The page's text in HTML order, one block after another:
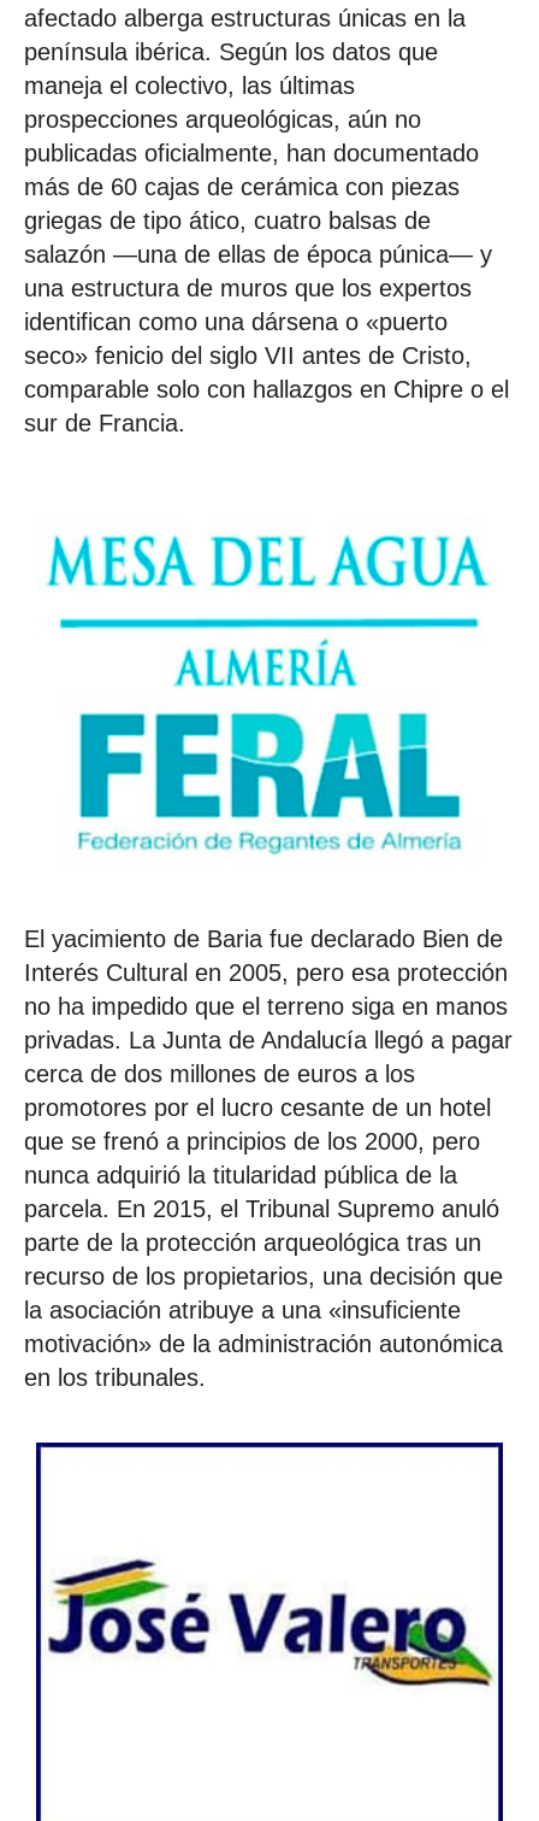
afectado alberga estructuras únicas en la
península ibérica. Según los datos que
maneja el colectivo, las últimas
prospecciones arqueológicas, aún no
publicadas oficialmente, han documentado
más de 60 cajas de cerámica con piezas
griegas de tipo ático, cuatro balsas de
salazón —una de ellas de época púnica— y
una estructura de muros que los expertos
identifican como una dársena o «puerto
seco» fenicio del siglo VII antes de Cristo,
comparable solo con hallazgos en Chipre o el
sur de Francia.
El yacimiento de Baria fue declarado Bien de
Interés Cultural en 2005, pero esa protección
no ha impedido que el terreno siga en manos
privadas. La Junta de Andalucía llegó a pagar
cerca de dos millones de euros a los
promotores por el lucro cesante de un hotel
que se frenó a principios de los 2000, pero
nunca adquirió la titularidad pública de la
parcela. En 2015, el Tribunal Supremo anuló
parte de la protección arqueológica tras un
recurso de los propietarios, una decisión que
la asociación atribuye a una «insuficiente
motivación» de la administración autonómica
en los tribunales.